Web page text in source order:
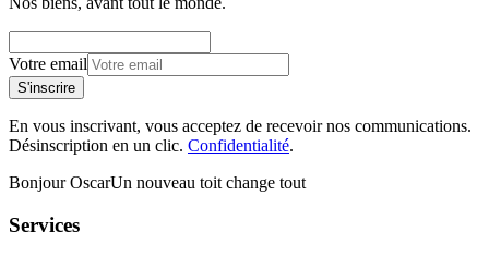
Votre email
S'inscrire
En vous inscrivant, vous acceptez de recevoir nos communications.
Désinscription en un clic. Confidentialité.
Bonjour OscarUn nouveau toit change tout
Services